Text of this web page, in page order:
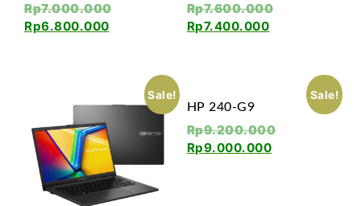
Rp7.000.000
Rp6.800.000
Rp7.600.000
Rp7.400.000
Sale!
Sale!
HP 240-G9
Rp9.200.000
Rp9.000.000